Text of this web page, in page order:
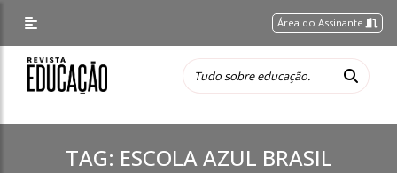
Área do Assinante
TAG: ESCOLA AZUL BRASIL